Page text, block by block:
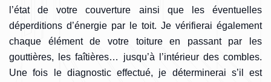
l’état de votre couverture ainsi que les éventuelles
déperditions d’énergie par le toit. Je vérifierai également
chaque élément de votre toiture en passant par les
gouttières, les faîtières… jusqu’à l’intérieur des combles.
Une fois le diagnostic effectué, je déterminerai s’il est